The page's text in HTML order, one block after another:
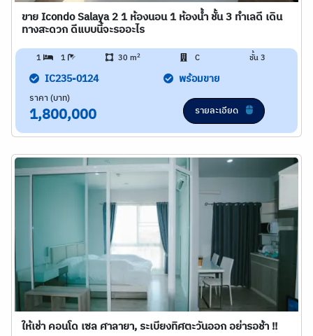
ขาย Icondo Salaya 2 1 ห้องนอน 1 ห้องน้ำ ชั้น 3 ทำเลดี เดิน
ทางสะดวก ดีแบบนี้จะรออะไร
1 1 30 m2 C ชั้น 3
IC235-0124 พร้อมขาย
ราคา (บาท)
1,800,000 รายละเอียด
ให้เช่า คอนโด เซล ศาลายา, ระเบียงทิศตะวันออก อย่ารอช้า !!